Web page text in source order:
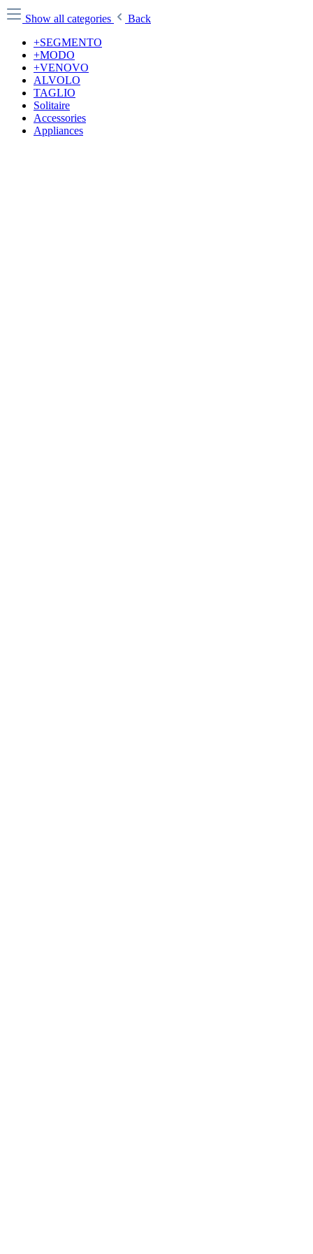
Show all categories
Back
+SEGMENTO
+MODO
+VENOVO
ALVOLO
TAGLIO
Solitaire
Accessories
Appliances